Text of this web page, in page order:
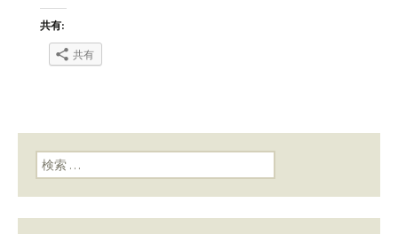
共有:
共有
検索: